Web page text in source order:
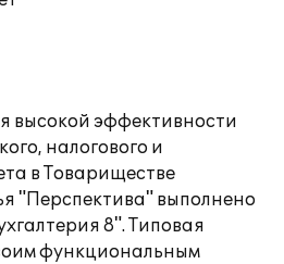
высокой эффективности
налогового и
в Товариществе
"Перспектива" выполнено
8". Типовая
функциональным